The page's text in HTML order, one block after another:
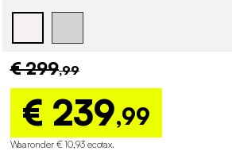
€ 299,99
€ 239,99
Waaronder € 10,93 ecotax.